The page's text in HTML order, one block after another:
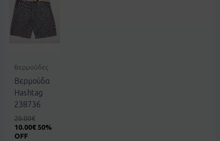
Βερμούδες
Βερμούδα
Hashtag
238736
20.00€
10.00€ 50%
OFF